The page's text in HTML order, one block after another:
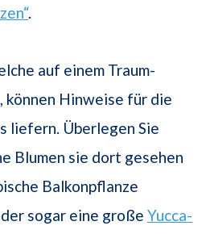
.
auf einem Traum-
können Hinweise für die
liefern. Überlegen Sie
Blumen sie dort gesehen
Balkonpflanze
sogar eine große Yucca-